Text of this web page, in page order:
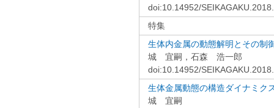
doi:10.14952/
特集
生体内金属の動態解明とその制
城 宜嗣，石森 浩一郎
doi:10.14952/
生体金属動態の構造ダイナミク
城 宜嗣